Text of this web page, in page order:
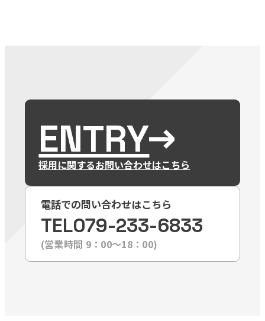
ENTRY
採用に関するお問い合わせはこちら
電話での問い合わせはこちら
TEL079-233-6833
(営業時間 9：00〜18：00)